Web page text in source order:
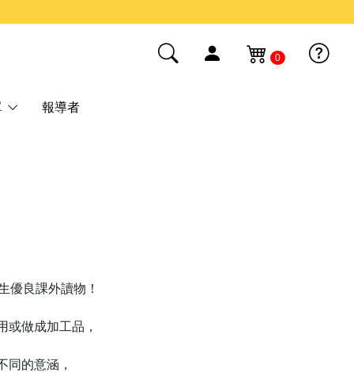
0
報導者
優良課外讀物！
或做成加工品，
同的意涵，